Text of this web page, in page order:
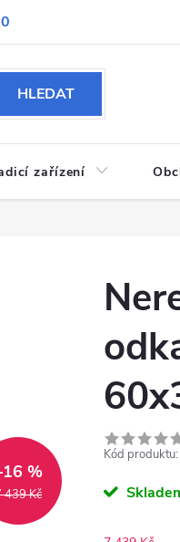
HLEDAT
zařízení
439 Kč
%
Kód produktu: